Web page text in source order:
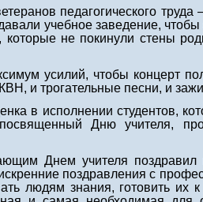
педагогического
учебное заведение,
не покинули стены
усилий, чтобы концерт
и трогательные песни, и
в исполнении студентов,
Дню учителя,
Днем учителя
поздравления с
людям знания, готовить их